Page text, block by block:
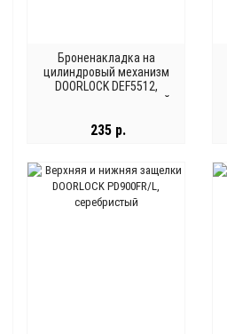
Броненакладка на
цилиндровый механизм
DOORLOCK DEF5512,
декоративная, матовый
235 р.